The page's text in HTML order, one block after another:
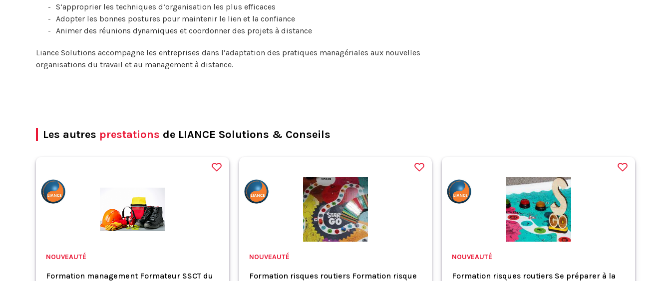
S’approprier les techniques d’organisation les plus efficaces
Adopter les bonnes postures pour maintenir le lien et la confiance
Animer des réunions dynamiques et coordonner des projets à distance
Liance Solutions accompagne les entreprises dans l’adaptation des pratiques managériales aux nouvelles
organisations du travail et au management à distance.
Les autres prestations de LIANCE Solutions & Conseils
NOUVEAUTÉ
Formation management Formateur SSCT du
NOUVEAUTÉ
Formation risques routiers Formation risque
NOUVEAUTÉ
Formation risques routiers Se préparer à la